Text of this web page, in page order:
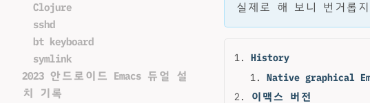
Clojure
sshd
bt keyboard
symlink
2023 안드로이드 Emacs 듀얼 설
치 기록
실제로 해 보니 번거롭
History
Native graphical
이맥스 버전